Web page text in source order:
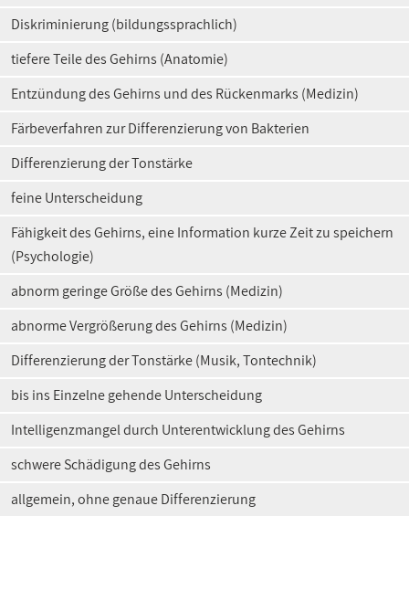
Diskriminierung (bildungssprachlich)
tiefere Teile des Gehirns (Anatomie)
Entzündung des Gehirns und des Rückenmarks (Medizin)
Färbeverfahren zur Differenzierung von Bakterien
Differenzierung der Tonstärke
feine Unterscheidung
Fähigkeit des Gehirns, eine Information kurze Zeit zu speichern
(Psychologie)
abnorm geringe Größe des Gehirns (Medizin)
abnorme Vergrößerung des Gehirns (Medizin)
Differenzierung der Tonstärke (Musik, Tontechnik)
bis ins Einzelne gehende Unterscheidung
Intelligenzmangel durch Unterentwicklung des Gehirns
schwere Schädigung des Gehirns
allgemein, ohne genaue Differenzierung